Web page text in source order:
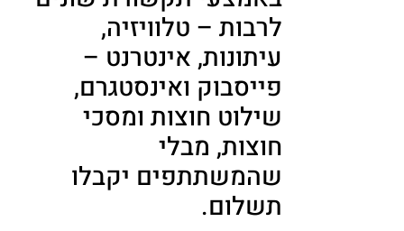
לרבות – טלוויזיה,
עיתונות, אינטרנט –
פייסבוק ואינסטגרם,
שילוט חוצות ומסכי
חוצות, מבלי
שהמשתתפים יקבלו
תשלום.